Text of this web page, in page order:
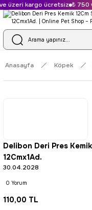
üzeri kargo ücretsiz ₺ 750
Anasayfa Köpek
Delibon Deri Pres
12Cmx1Ad.
30.04.2028
0 Yorum
110,00 TL